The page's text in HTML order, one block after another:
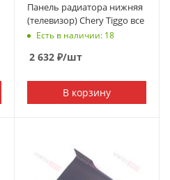
Панель радиатора нижняя
(телевизор) Chery Tiggo все
Есть в наличии: 18
2 632 ₽/шт
В корзину